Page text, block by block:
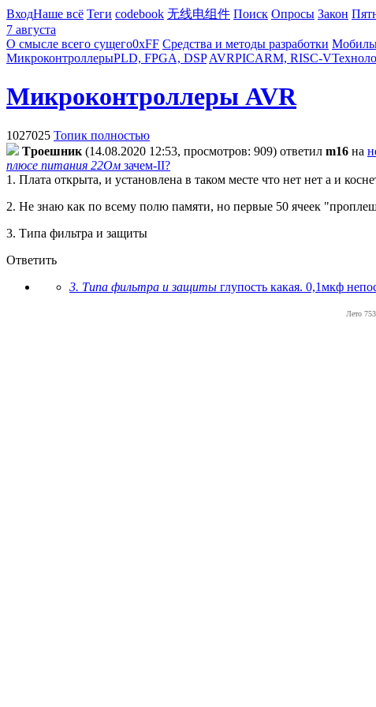
ВходНаше всё Теги codebook 无线电组件 Поиск Опросы Закон
7 августа
О смысле всего сущего0xFF Средства и методы разработки
МикроконтроллерыPLD, FPGA, DSP AVRPICARM, RISC-V
Микроконтроллеры AVR
1027025 Топик полностью
Tpoeшник (14.08.2020 12:53, просмотров: 909) ответил m16 на
плюсе питания 22Ом зачем-II?
1. Плата открыта, и установлена в таком месте что нет нет а и
2. Не знаю как по всему полю памяти, но первые 50 ячеек
3. Типа фильтра и защиты
Ответить
3. Типа фильтра и защиты глупость какая. 0,1мкф
Лето